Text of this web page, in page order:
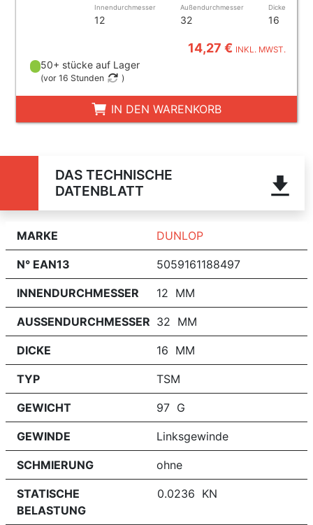
Innendurchmesser
12
Außendurchmesser
32
Dicke
16
14,27 € INKL. MWST.
50+ stücke auf Lager
(vor 16 Stunden )
IN DEN WARENKORB
DAS TECHNISCHE
DATENBLATT
MARKE DUNLOP
N° EAN13 5059161188497
INNENDURCHMESSER 12 MM
AUSSENDURCHMESSER 32 MM
DICKE 16 MM
TYP TSM
GEWICHT 97 G
GEWINDE Linksgewinde
SCHMIERUNG ohne
STATISCHE
BELASTUNG
0.0236 KN